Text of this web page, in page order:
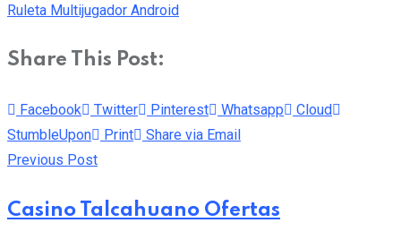
Ruleta Multijugador Android
Share This Post:
Facebook Twitter Pinterest Whatsapp
Cloud
StumbleUpon
Print
Share via Email
Previous Post
Casino Talcahuano Ofertas